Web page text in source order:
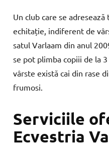
Un club care se
echitație, indiferent de
satul Varlaam din anul
se pot plimba copiii de la
vârste există cai din rase
frumosi.
Serviciile
Ecvestria